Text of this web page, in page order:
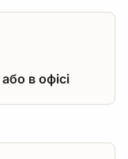
в офісі